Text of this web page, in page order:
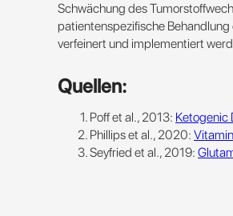
Schwächung des
patientenspezifische
verfeinert und implementiert
Quellen:
Poff et al., 2013: Ketogenic
Phillips et al., 2020:
Seyfried et al., 2019: